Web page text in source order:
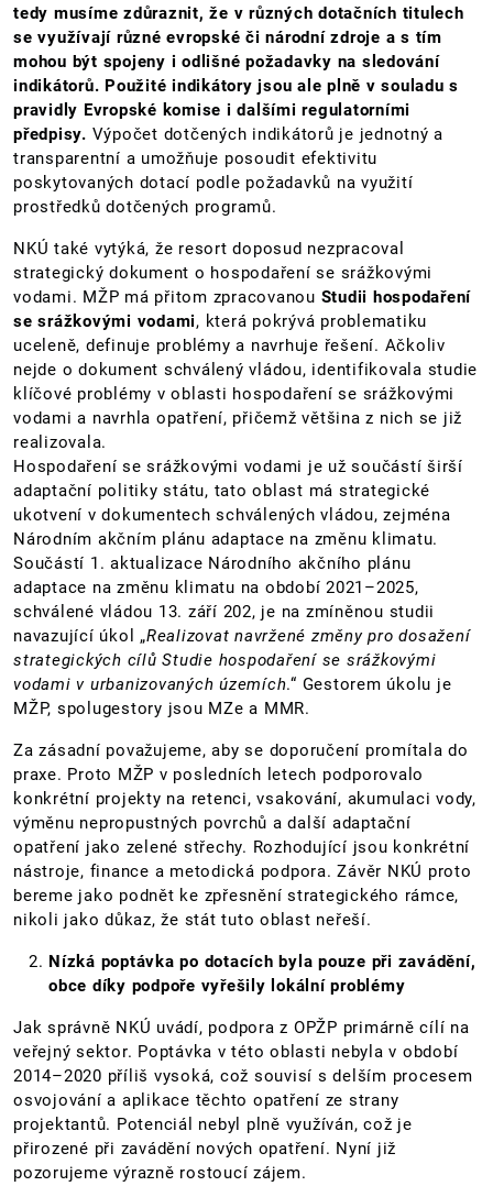
tedy musíme zdůraznit, že v různých dotačních titulech
se využívají různé evropské či národní zdroje a s tím
mohou být spojeny i odlišné požadavky na sledování
indikátorů. Použité indikátory jsou ale plně v souladu s
pravidly Evropské komise i dalšími regulatorními
předpisy. Výpočet dotčených indikátorů je jednotný a
transparentní a umožňuje posoudit efektivitu
poskytovaných dotací podle požadavků na využití
prostředků dotčených programů.
NKÚ také vytýká, že resort doposud nezpracoval
strategický dokument o hospodaření se srážkovými
vodami. MŽP má přitom zpracovanou Studii hospodaření
se srážkovými vodami, která pokrývá problematiku
uceleně, definuje problémy a navrhuje řešení. Ačkoliv
nejde o dokument schválený vládou, identifikovala studie
klíčové problémy v oblasti hospodaření se srážkovými
vodami a navrhla opatření, přičemž většina z nich se již
realizovala.
Hospodaření se srážkovými vodami je už součástí širší
adaptační politiky státu, tato oblast má strategické
ukotvení v dokumentech schválených vládou, zejména
Národním akčním plánu adaptace na změnu klimatu.
Součástí 1. aktualizace Národního akčního plánu
adaptace na změnu klimatu na období 2021–2025,
schválené vládou 13. září 202, je na zmíněnou studii
navazující úkol „Realizovat navržené změny pro dosažení
strategických cílů Studie hospodaření se srážkovými
vodami v urbanizovaných územích.“ Gestorem úkolu je
MŽP, spolugestory jsou MZe a MMR.
Za zásadní považujeme, aby se doporučení promítala do
praxe. Proto MŽP v posledních letech podporovalo
konkrétní projekty na retenci, vsakování, akumulaci vody,
výměnu nepropustných povrchů a další adaptační
opatření jako zelené střechy. Rozhodující jsou konkrétní
nástroje, finance a metodická podpora. Závěr NKÚ proto
bereme jako podnět ke zpřesnění strategického rámce,
nikoli jako důkaz, že stát tuto oblast neřeší.
Nízká poptávka po dotacích byla pouze při zavádění,
obce díky podpoře vyřešily lokální problémy
Jak správně NKÚ uvádí, podpora z OPŽP primárně cílí na
veřejný sektor. Poptávka v této oblasti nebyla v období
2014–2020 příliš vysoká, což souvisí s delším procesem
osvojování a aplikace těchto opatření ze strany
projektantů. Potenciál nebyl plně využíván, což je
přirozené při zavádění nových opatření. Nyní již
pozorujeme výrazně rostoucí zájem.